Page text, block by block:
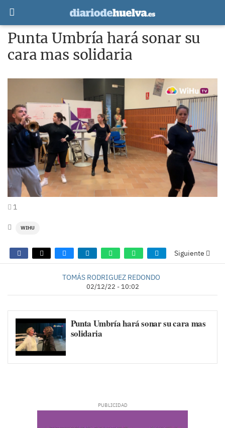
Punta Umbría hará sonar su
cara mas solidaria
1
WIHU
Siguiente
TOMÁS RODRIGUEZ REDONDO
02/12/22 - 10:02
Punta Umbría hará sonar su cara mas
solidaria